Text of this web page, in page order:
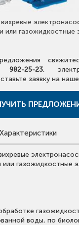
газожидкостные
982-25-23,
заявку на
Характеристики
газожидкостные
воды, по
прайс-лист.
что в прайс-листе
ПРАЙС ЛИСТ